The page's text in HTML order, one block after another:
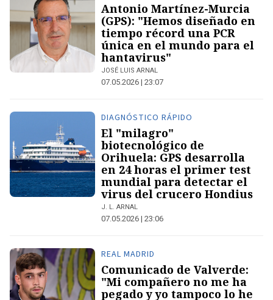
Antonio Martínez-Murcia
(GPS): "Hemos diseñado en
tiempo récord una PCR
única en el mundo para el
hantavirus"
JOSÉ LUIS ARNAL
07.05.2026 | 23:07
DIAGNÓSTICO RÁPIDO
El "milagro"
biotecnológico de
Orihuela: GPS desarrolla
en 24 horas el primer test
mundial para detectar el
virus del crucero Hondius
J. L. ARNAL
07.05.2026 | 23:06
REAL MADRID
Comunicado de Valverde:
"Mi compañero no me ha
pegado y yo tampoco lo he